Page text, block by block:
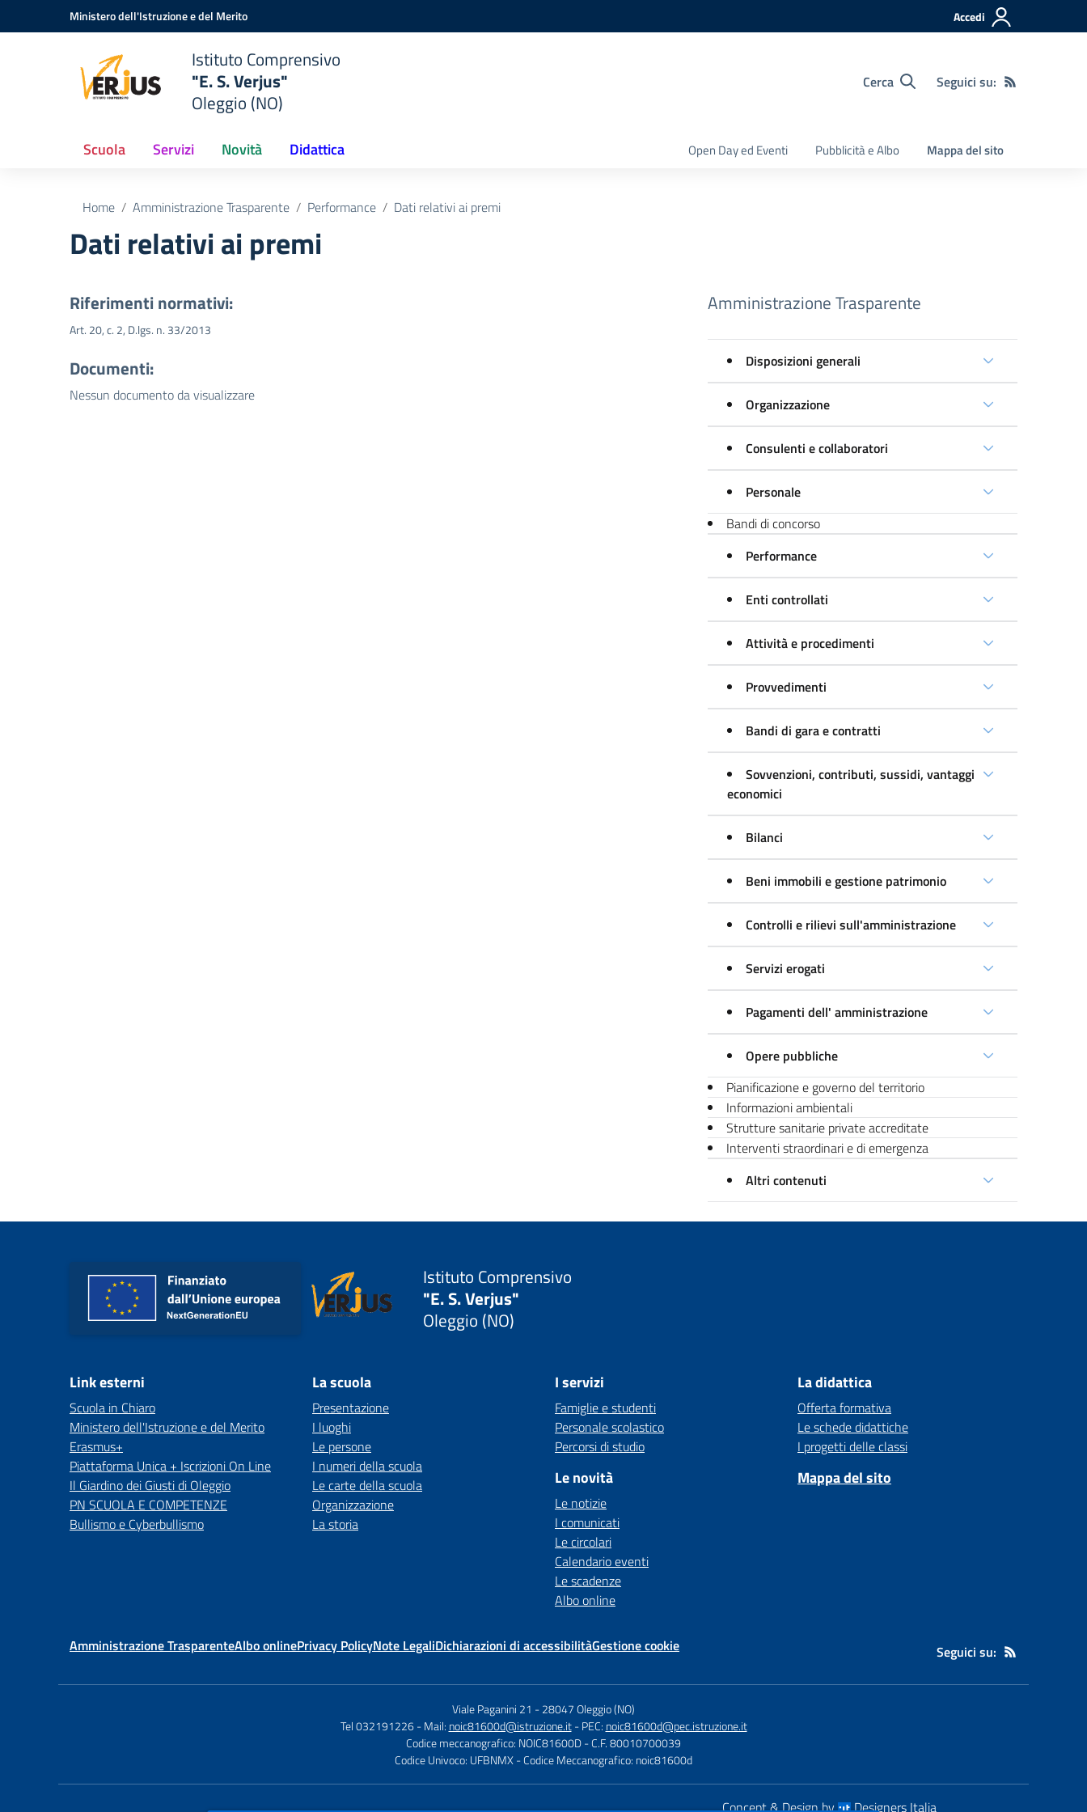
Vai ai contenuti
Vai al menu di navigazioneMinistero dell'Istruzione e del Merito Accedi
Istituto Comprensivo
"E. S. Verjus"
Oleggio (NO)
Cerca Seguici su:
Scuola Servizi Novità Didattica Open Day ed Eventi Pubblicità e Albo Mappa del sito
Home Amministrazione Trasparente Performance Dati relativi ai premi
Dati relativi ai premi
Riferimenti normativi:
Art. 20, c. 2, D.lgs. n. 33/2013
Documenti:
Nessun documento da visualizzare
Amministrazione Trasparente
Disposizioni generali
Organizzazione
Consulenti e collaboratori
Personale
Bandi di concorso
Performance
Enti controllati
Attività e procedimenti
Provvedimenti
Bandi di gara e contratti
Sovvenzioni, contributi, sussidi, vantaggi
economici
Bilanci
Beni immobili e gestione patrimonio
Controlli e rilievi sull'amministrazione
Servizi erogati
Pagamenti dell' amministrazione
Opere pubbliche
Pianificazione e governo del territorio
Informazioni ambientali
Strutture sanitarie private accreditate
Interventi straordinari e di emergenza
Altri contenuti
Istituto Comprensivo
"E. S. Verjus"
Oleggio (NO)
Link esterni
Scuola in Chiaro
Ministero dell'Istruzione e del Merito
Erasmus+
Piattaforma Unica + Iscrizioni On Line
Il Giardino dei Giusti di Oleggio
PN SCUOLA E COMPETENZE
Bullismo e Cyberbullismo
La scuola
Presentazione
I luoghi
Le persone
I numeri della scuola
Le carte della scuola
Organizzazione
La storia
I servizi
Famiglie e studenti
Personale scolastico
Percorsi di studio
Le novità
Le notizie
I comunicati
Le circolari
Calendario eventi
Le scadenze
Albo online
La didattica
Offerta formativa
Le schede didattiche
I progetti delle classi
Mappa del sito
Amministrazione TrasparenteAlbo onlinePrivacy PolicyNote LegaliDichiarazioni di accessibilitàGestione cookie Seguici su:
Viale Paganini 21 -28047 Oleggio (NO)
Tel 032191226 - Mail: noic81600d@istruzione.it - PEC: noic81600d@pec.istruzione.it
Codice meccanografico: NOIC81600D- C.F. 80010700039
Codice Univoco: UFBNMX- Codice Meccanografico: noic81600d
Concept & Design by Designers Italia